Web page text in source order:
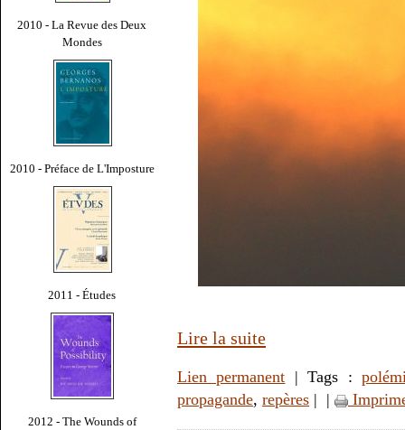
2010 - La Revue des Deux
Mondes
2010 - Préface de L'Imposture
2011 - Études
2012 - The Wounds of
Lire la suite
Lien permanent | Tags :
propagande, repères | |